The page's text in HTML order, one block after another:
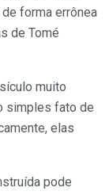
forma errônea
de Tomé
muito
simples fato de
elas
pode